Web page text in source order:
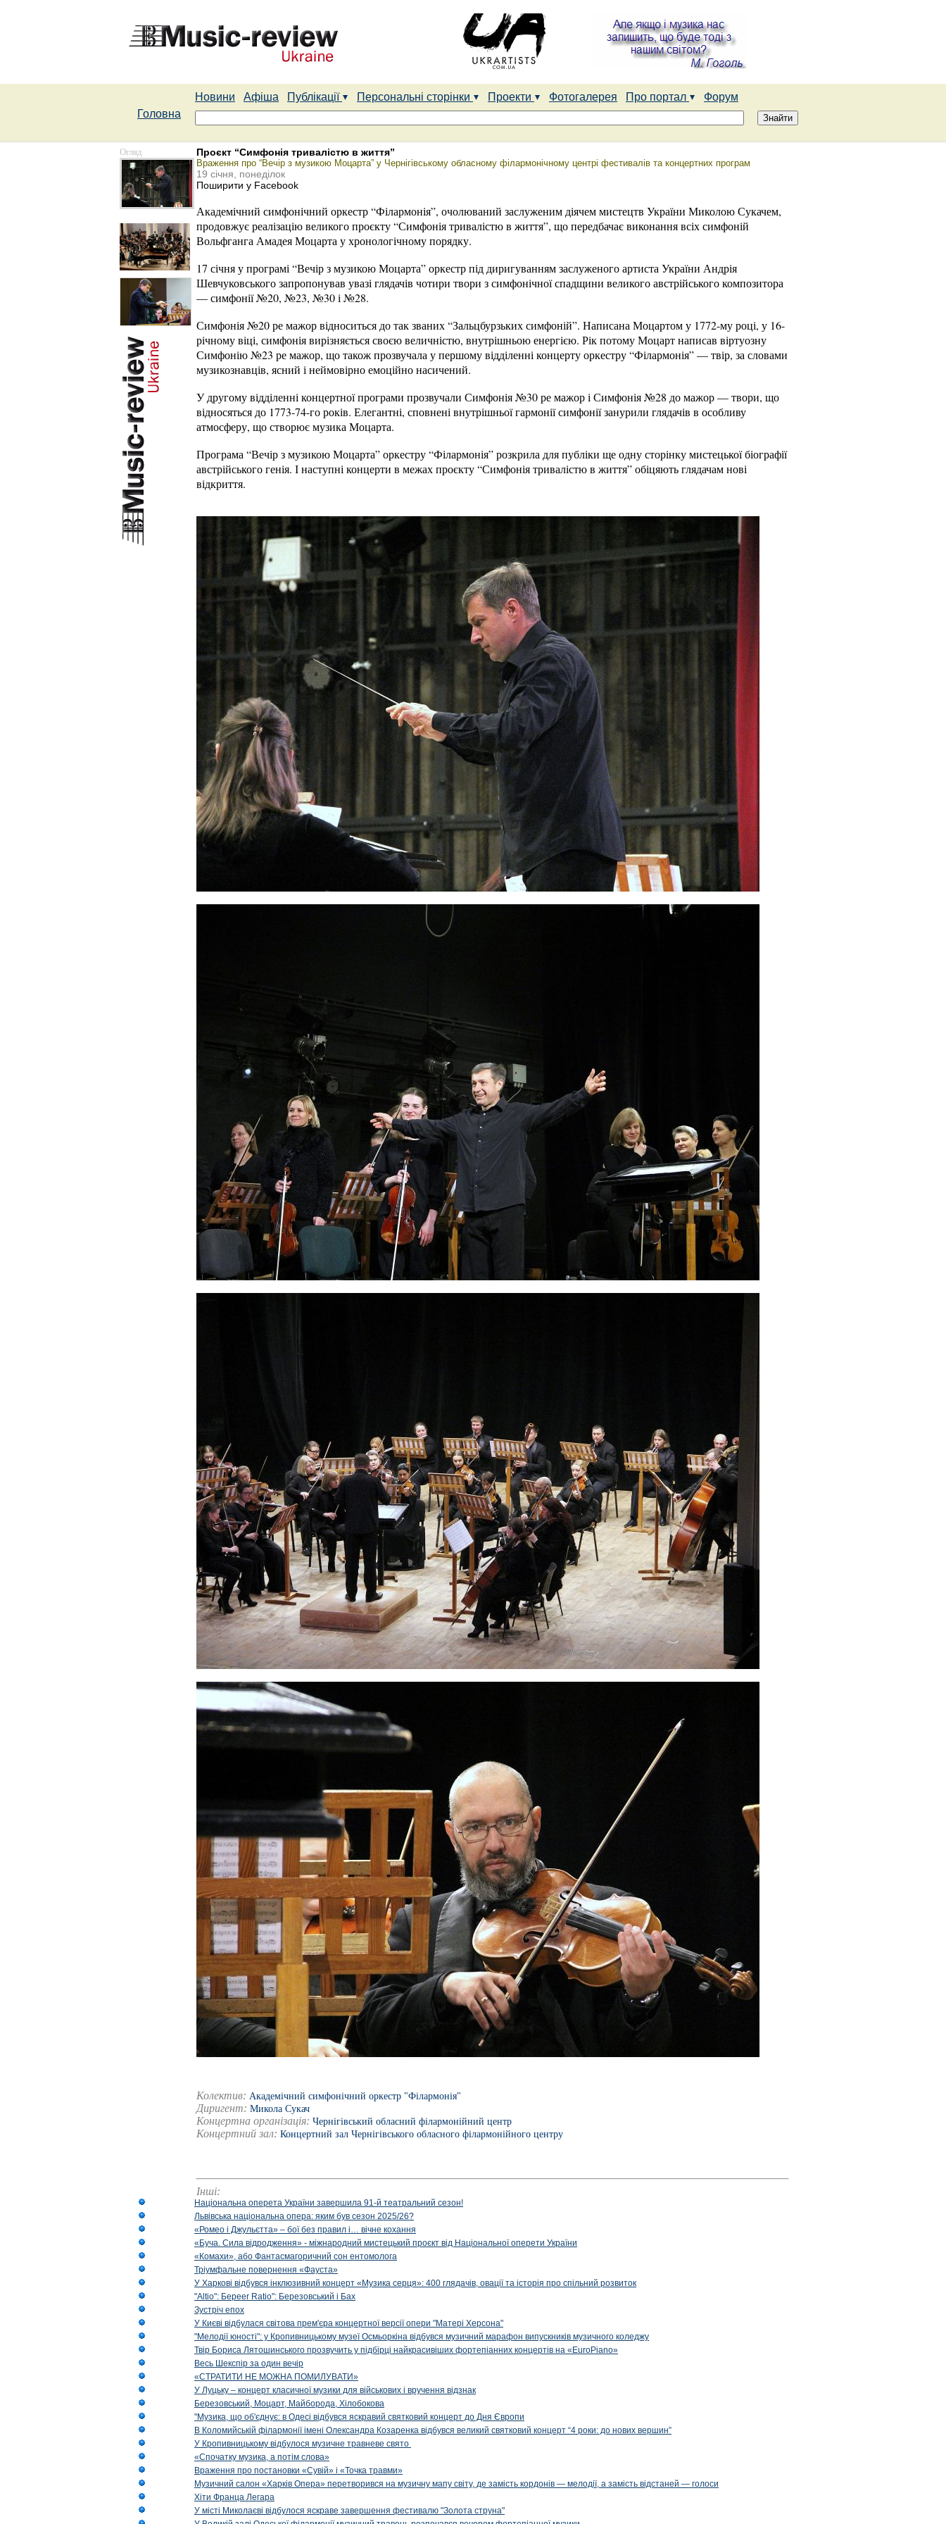
Новини Афіша Публікації Персональні сторінки Проекти Фотогалерея Про портал
Форум
Головна
Огляд Проєкт “Симфонія тривалістю в життя”
Враження про “Вечір з музикою Моцарта” у Чернігівському обласному філармонічному центрі фестивалів та концертних програм
19 січня, понеділок
Поширити у Facebook
Академічний симфонічний оркестр “Філармонія”, очолюваний заслуженим діячем мистецтв України Миколою Сукачем,
продовжує реалізацію великого проєкту “Симфонія тривалістю в життя”, що передбачає виконання всіх симфоній
Вольфганга Амадея Моцарта у хронологічному порядку.
17 січня у програмі “Вечір з музикою Моцарта” оркестр під диригуванням заслуженого артиста України Андрія
Шевчуковського запропонував увазі глядачів чотири твори з симфонічної спадщини великого австрійського композитора
— симфонії №20, №23, №30 і №28.
Симфонія №20 ре мажор відноситься до так званих “Зальцбурзьких симфоній”. Написана Моцартом у 1772-му році, у 16-
річному віці, симфонія вирізняється своєю величністю, внутрішньою енергією. Рік потому Моцарт написав віртуозну
Симфонію №23 ре мажор, що також прозвучала у першому відділенні концерту оркестру “Філармонія” — твір, за словами
музикознавців, ясний і неймовірно емоційно насичений.
У другому відділенні концертної програми прозвучали Симфонія №30 ре мажор і Симфонія №28 до мажор — твори, що
відносяться до 1773-74-го років. Елегантні, сповнені внутрішньої гармонії симфонії занурили глядачів в особливу
атмосферу, що створює музика Моцарта.
Програма “Вечір з музикою Моцарта” оркестру “Філармонія” розкрила для публіки ще одну сторінку мистецької біографії
австрійського генія. І наступні концерти в межах проєкту “Симфонія тривалістю в життя” обіцяють глядачам нові
відкриття.
Колектив: Академічний симфонічний оркестр "Філармонія"
Диригент: Микола Сукач
Концертна організація: Чернігівський обласний філармонійний центр
Концертний зал: Концертний зал Чернігівського обласного філармонійного центру
Інші:
Національна оперета України завершила 91-й театральний сезон!
Львівська національна опера: яким був сезон 2025/26?
«Ромео і Джульєтта» – бої без правил і… вічне кохання
«Буча. Сила відродження» - міжнародний мистецький проєкт від Національної оперети України
«Комахи», або Фантасмагоричний сон ентомолога
Тріумфальне повернення «Фауста»
У Харкові відбувся інклюзивний концерт «Музика серця»: 400 глядачів, овації та історія про спільний розвиток
"Altio": Береer Ratio": Березовський і Бах
Зустріч епох
У Києві відбулася світова прем'єра концертної версії опери "Матері Херсона"
"Мелодії юності": у Кропивницькому музеї Осмьоркіна відбувся музичний марафон випускників музичного коледжу
Твір Бориса Лятошинського прозвучить у підбірці найкрасивіших фортепіанних концертів на «EuroPiano»
Весь Шекспір за один вечір
«СТРАТИТИ НЕ МОЖНА ПОМИЛУВАТИ»
У Луцьку – концерт класичної музики для військових і вручення відзнак
Березовський, Моцарт, Майборода, Хілобокова
"Музика, що об'єднує: в Одесі відбувся яскравий святковий концерт до Дня Європи
В Коломийській філармонії імені Олександра Козаренка відбувся великий святковий концерт “4 роки: до нових вершин”
У Кропивницькому відбулося музичне травневе свято
«Спочатку музика, а потім слова»
Враження про постановки «Сувій» і «Точка травми»
Музичний салон «Харків Опера» перетворився на музичну мапу світу, де замість кордонів — мелодії, а замість відстаней — голоси
Хіти Франца Легара
У місті Миколаєві відбулося яскраве завершення фестивалю "Золота струна"